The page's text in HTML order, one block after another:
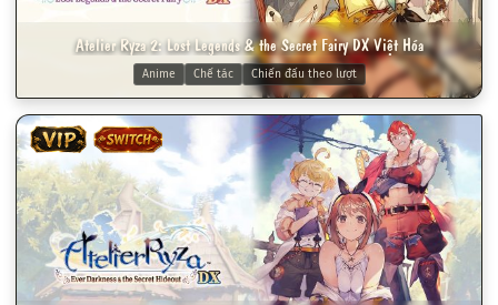
Atelier Ryza 2: Lost Legends & the Secret Fairy DX Việt Hóa
Anime Chế tác Chiến đấu theo lượt
VIP SWITCH